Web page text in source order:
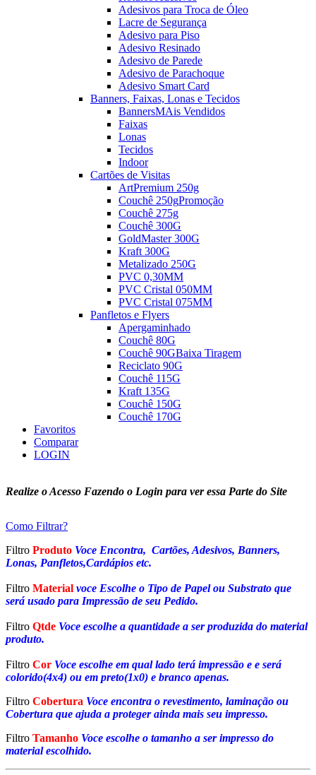
Adesivos para Troca de Óleo
Lacre de Segurança
Adesivo para Piso
Adesivo Resinado
Adesivo de Parede
Adesivo de Parachoque
Adesivo Smart Card
Banners, Faixas, Lonas e Tecidos
BannersMAis Vendidos
Faixas
Lonas
Tecidos
Indoor
Cartões de Visitas
ArtPremium 250g
Couchê 250gPromoção
Couchê 275g
Couchê 300G
GoldMaster 300G
Kraft 300G
Metalizado 250G
PVC 0,30MM
PVC Cristal 050MM
PVC Cristal 075MM
Panfletos e Flyers
Apergaminhado
Couchê 80G
Couchê 90GBaixa Tiragem
Reciclato 90G
Couchê 115G
Kraft 135G
Couchê 150G
Couchê 170G
Favoritos
Comparar
LOGIN
Realize o Acesso Fazendo o Login para ver essa Parte do Site
Como Filtrar?
Filtro Produto Voce Encontra, Cartões, Adesivos, Banners,
Lonas, Panfletos,Cardápios etc.
Filtro Material voce Escolhe o Tipo de Papel ou Substrato que
será usado para Impressão de seu Pedido.
Filtro Qtde Voce escolhe a quantidade a ser produzida do material
produto.
Filtro Cor Voce escolhe em qual lado terá impressão e e será
colorido(4x4) ou em preto(1x0) e branco apenas.
Filtro Cobertura Voce encontra o revestimento, laminação ou
Cobertura que ajuda a proteger ainda mais seu impresso.
Filtro Tamanho Voce escolhe o tamanho a ser impresso do
material escolhido.